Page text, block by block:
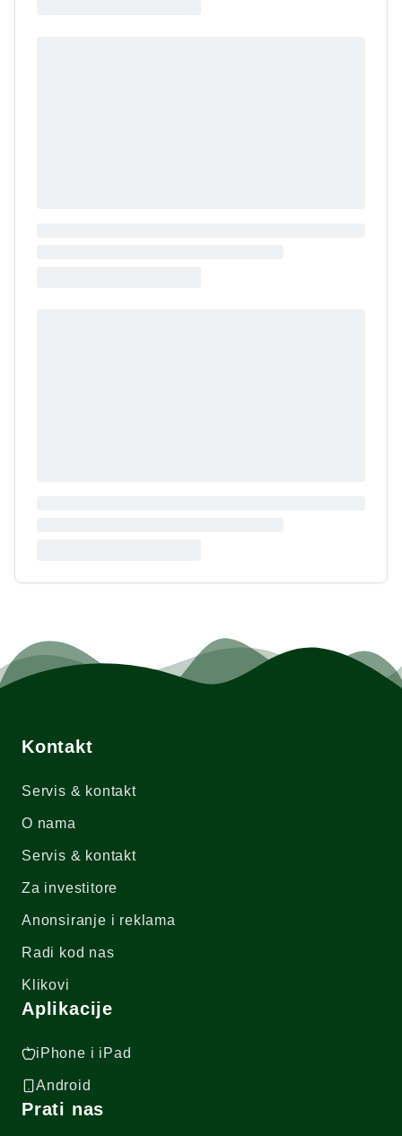
Kontakt
Servis & kontakt
O nama
Servis & kontakt
Za investitore
Anonsiranje i reklama
Radi kod nas
Klikovi
Aplikacije
iPhone i iPad
Android
Prati nas